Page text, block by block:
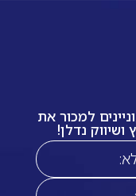
למכור את
נדלן!